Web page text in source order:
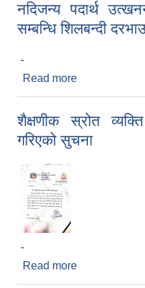
नदिजन्य पदार्थ
सम्बन्धि शिलबन्दी
-
Read more
शैक्षणीक स्रोत
गरिएको सुचना
-
Read more